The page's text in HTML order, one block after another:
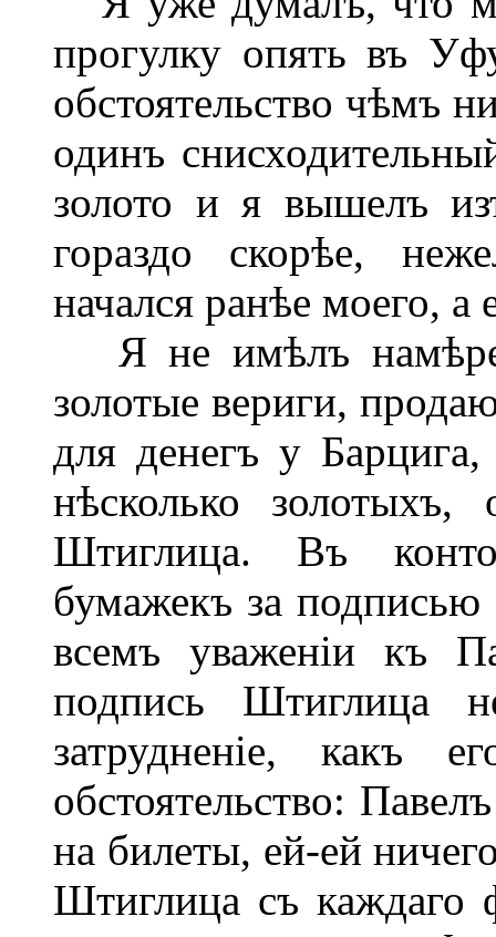
прогулку опять въ
обстоятельство чѣмъ
одинъ
золото и я вышелъ
гораздо скорѣе,
начался ранѣе моего, а
Я не имѣлъ
золотые вериги,
для денегъ у
нѣсколько золотыхъ,
Штиглица. Въ
бумажекъ за
всемъ уваженіи къ
подпись Штиглица
затрудненіе, какъ
обстоятельство:
на билеты, ей-ей
Штиглица съ каждаго